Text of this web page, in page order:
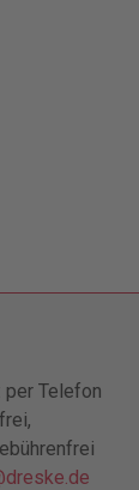
per Telefon